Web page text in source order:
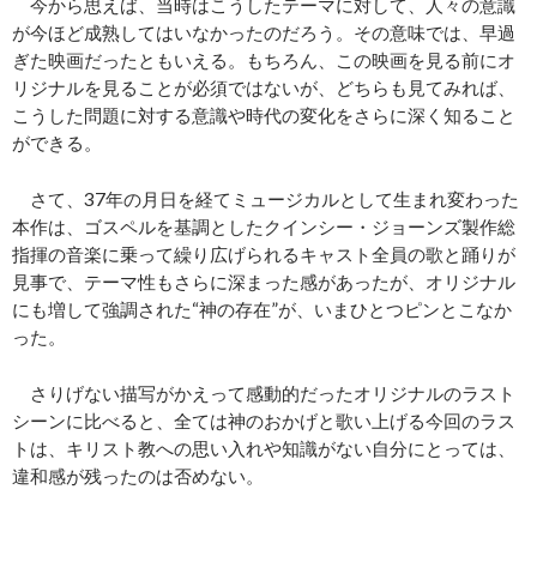
今から思えば、当時はこうしたテーマに対して、人々の意識
が今ほど成熟してはいなかったのだろう。その意味では、早過
ぎた映画だったともいえる。もちろん、この映画を見る前にオ
リジナルを見ることが必須ではないが、どちらも見てみれば、
こうした問題に対する意識や時代の変化をさらに深く知ること
ができる。
さて、37年の月日を経てミュージカルとして生まれ変わった
本作は、ゴスペルを基調としたクインシー・ジョーンズ製作総
指揮の音楽に乗って繰り広げられるキャスト全員の歌と踊りが
見事で、テーマ性もさらに深まった感があったが、オリジナル
にも増して強調された“神の存在”が、いまひとつピンとこなか
った。
さりげない描写がかえって感動的だったオリジナルのラスト
シーンに比べると、全ては神のおかげと歌い上げる今回のラス
トは、キリスト教への思い入れや知識がない自分にとっては、
違和感が残ったのは否めない。